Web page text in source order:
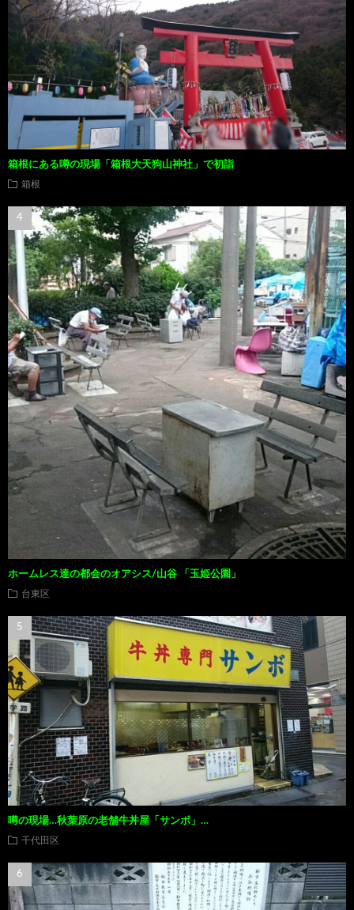
箱根にある噂の現場「箱根大天狗山神社」で初詣
箱根
ホームレス達の都会のオアシス/山谷 「玉姫公園」
台東区
噂の現場…秋葉原の老舗牛丼屋「サンボ」…
千代田区